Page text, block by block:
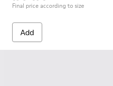
Final price according to size
Add